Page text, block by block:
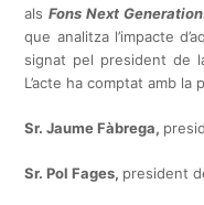
alsFons Next
que analitza l’impacte
signat pel president de
L’acte ha comptat amb la
Sr. Jaume Fàbrega,
Sr. Pol Fages, president